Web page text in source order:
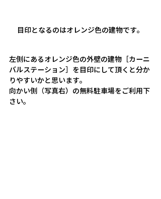
目印となるのはオレンジ色の建物です。
左側にあるオレンジ色の外壁の建物［カーニ
バルステーション］を目印にして頂くと分か
りやすいかと思います。
向かい側（写真右）の無料駐車場をご利用下
さい。